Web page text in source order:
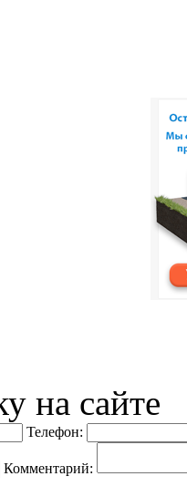
на сайте
Телефон:
Комментарий: